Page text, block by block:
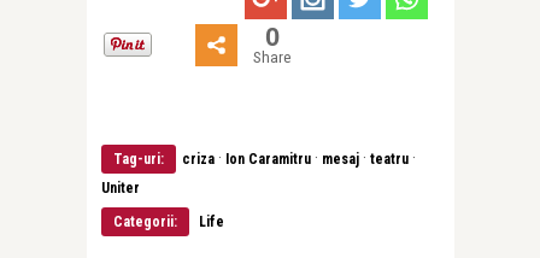
0
Share
Tag-uri: criza · Ion Caramitru · mesaj · teatru ·
Uniter
Categorii:
Life